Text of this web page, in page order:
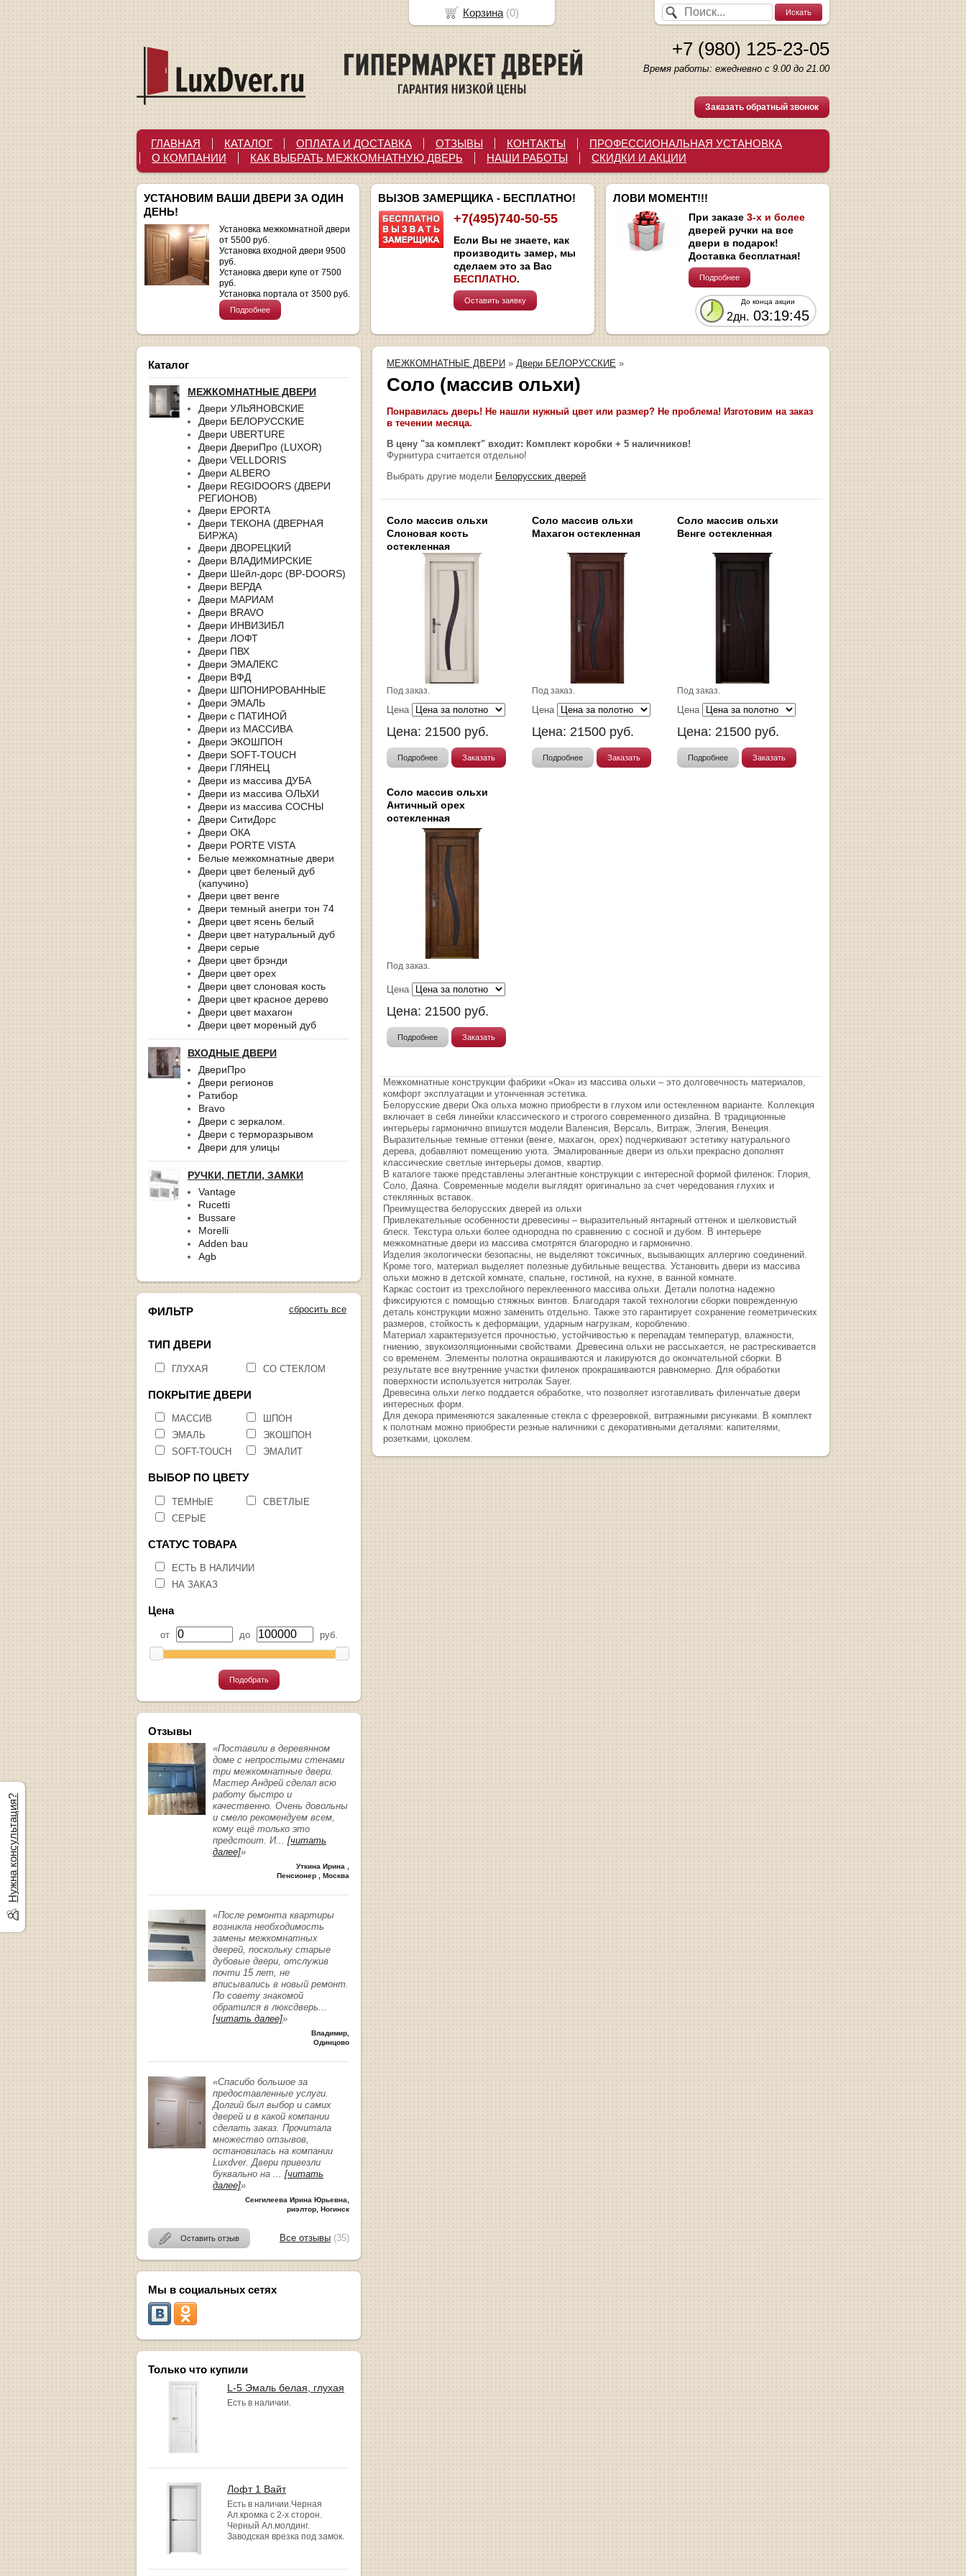
+7 (980) 125-23-05
Время работы: ежедневно с 9.00 до 21.00
Заказать обратный звонок
ГЛАВНАЯ КАТАЛОГ ОПЛАТА И ДОСТАВКА ОТЗЫВЫ КОНТАКТЫ
ПРОФЕССИОНАЛЬНАЯ УСТАНОВКА
О КОМПАНИИ
КАК ВЫБРАТЬ МЕЖКОМНАТНУЮ ДВЕРЬ НАШИ РАБОТЫ СКИДКИ И АКЦИИ
УСТАНОВИМ ВАШИ ДВЕРИ ЗА ОДИН
ДЕНЬ!
Установка межкомнатной двери
от 5500 руб.
Установка входной двери 9500
руб.
Установка двери купе от 7500
руб.
Установка портала от 3500 руб.
Подробнее
ВЫЗОВ ЗАМЕРЩИКА - БЕСПЛАТНО!
+7(495)740-50-55
Если Вы не знаете, как
производить замер, мы
сделаем это за Вас
БЕСПЛАТНО.
Оставить заявку
ЛОВИ МОМЕНТ!!!
При заказе 3-х и более
дверей ручки на все
двери в подарок!
Доставка бесплатная!
Подробнее
До конца акции
2дн. 03:19:45
Каталог
МЕЖКОМНАТНЫЕ ДВЕРИ
Двери УЛЬЯНОВСКИЕ
Двери БЕЛОРУССКИЕ
Двери UBERTURE
Двери ДвериПро (LUXOR)
Двери VELLDORIS
Двери ALBERO
Двери REGIDOORS (ДВЕРИ
РЕГИОНОВ)
Двери EPORTA
Двери ТЕКОНА (ДВЕРНАЯ
БИРЖА)
Двери ДВОРЕЦКИЙ
Двери ВЛАДИМИРСКИЕ
Двери Шейл-дорс (BP-DOORS)
Двери ВЕРДА
Двери МАРИАМ
Двери BRAVO
Двери ИНВИЗИБЛ
Двери ЛОФТ
Двери ПВХ
Двери ЭМАЛЕКС
Двери ВФД
Двери ШПОНИРОВАННЫЕ
Двери ЭМАЛЬ
Двери с ПАТИНОЙ
Двери из МАССИВА
Двери ЭКОШПОН
Двери SOFT-TOUCH
Двери ГЛЯНЕЦ
Двери из массива ДУБА
Двери из массива ОЛЬХИ
Двери из массива СОСНЫ
Двери СитиДорс
Двери ОКА
Двери PORTE VISTA
Белые межкомнатные двери
Двери цвет беленый дуб
(капучино)
Двери цвет венге
Двери темный анегри тон 74
Двери цвет ясень белый
Двери цвет натуральный дуб
Двери серые
Двери цвет брэнди
Двери цвет орех
Двери цвет слоновая кость
Двери цвет красное дерево
Двери цвет махагон
Двери цвет мореный дуб
ВХОДНЫЕ ДВЕРИ
ДвериПро
Двери регионов
Ратибор
Bravo
Двери с зеркалом.
Двери с терморазрывом
Двери для улицы
РУЧКИ, ПЕТЛИ, ЗАМКИ
Vantage
Rucetti
Bussare
Morelli
Adden bau
Agb
сбросить все
ФИЛЬТР
ТИП ДВЕРИ
ГЛУХАЯ СО СТЕКЛОМ
ПОКРЫТИЕ ДВЕРИ
МАССИВ
ШПОН
ЭМАЛЬ
ЭКОШПОН
SOFT-TOUCH
ЭМАЛИТ
ВЫБОР ПО ЦВЕТУ
ТЕМНЫЕ
СВЕТЛЫЕ
СЕРЫЕ
СТАТУС ТОВАРА
ЕСТЬ В НАЛИЧИИ
НА ЗАКАЗ
Цена
от до руб.
Подобрать
Отзывы
«Поставили в деревянном
доме с непростыми стенами
три межкомнатные двери.
Мастер Андрей сделал всю
работу быстро и
качественно. Очень довольны
и смело рекомендуем всем,
кому ещё только это
предстоит. И... [читать
далее]»
Уткина Ирина ,
Пенсионер , Москва
«После ремонта квартиры
возникла необходимость
замены межкомнатных
дверей, поскольку старые
дубовые двери, отслужив
почти 15 лет, не
вписывались в новый ремонт.
По совету знакомой
обратился в люксдверь...
[читать далее]»
Владимир,
Одинцово
«Спасибо большое за
предоставленные услуги.
Долгий был выбор и самих
дверей и в какой компании
сделать заказ. Прочитала
множество отзывов,
остановилась на компании
Luxdver. Двери привезли
буквально на ... [читать
далее]»
Сенгилеева Ирина Юрьевна,
риэлтор, Ногинск
Оставить отзыв Все отзывы (35)
Мы в социальных сетях
Только что купили
L-5 Эмаль белая, глухая
Есть в наличии.
Лофт 1 Вайт
Есть в наличии.Черная
Ал.кромка с 2-х сторон.
Черный Ал.молдинг.
Заводская врезка под замок.
МЕЖКОМНАТНЫЕ ДВЕРИ » Двери БЕЛОРУССКИЕ »
Соло (массив ольхи)
Понравилась дверь! Не нашли нужный цвет или размер? Не проблема! Изготовим на заказ
в течении месяца.
В цену "за комплект" входит: Комплект коробки + 5 наличников!
Фурнитура считается отдельно!
Выбрать другие модели Белорусских дверей
Соло массив ольхи
Слоновая кость
остекленная
Под заказ.
Цена
Цена: 21500 руб.
Подробнее Заказать
Соло массив ольхи
Махагон остекленная
Под заказ.
Цена
Цена: 21500 руб.
Подробнее Заказать
Соло массив ольхи
Венге остекленная
Под заказ.
Цена
Цена: 21500 руб.
Подробнее Заказать
Соло массив ольхи
Античный орех
остекленная
Под заказ.
Цена
Цена: 21500 руб.
Подробнее Заказать
Межкомнатные конструкции фабрики «Ока» из массива ольхи – это долговечность материалов,
комфорт эксплуатации и утонченная эстетика.
Белорусские двери Ока ольха можно приобрести в глухом или остекленном варианте. Коллекция
включает в себя линейки классического и строгого современного дизайна. В традиционные
интерьеры гармонично впишутся модели Валенсия, Версаль, Витраж, Элегия, Венеция.
Выразительные темные оттенки (венге, махагон, орех) подчеркивают эстетику натурального
дерева, добавляют помещению уюта. Эмалированные двери из ольхи прекрасно дополнят
классические светлые интерьеры домов, квартир.
В каталоге также представлены элегантные конструкции с интересной формой филенок: Глория,
Соло, Даяна. Современные модели выглядят оригинально за счет чередования глухих и
стеклянных вставок.
Преимущества белорусских дверей из ольхи
Привлекательные особенности древесины – выразительный янтарный оттенок и шелковистый
блеск. Текстура ольхи более однородна по сравнению с сосной и дубом. В интерьере
межкомнатные двери из массива смотрятся благородно и гармонично.
Изделия экологически безопасны, не выделяют токсичных, вызывающих аллергию соединений.
Кроме того, материал выделяет полезные дубильные вещества. Установить двери из массива
ольхи можно в детской комнате, спальне, гостиной, на кухне, в ванной комнате.
Каркас состоит из трехслойного переклеенного массива ольхи. Детали полотна надежно
фиксируются с помощью стяжных винтов. Благодаря такой технологии сборки поврежденную
деталь конструкции можно заменить отдельно. Также это гарантирует сохранение геометрических
размеров, стойкость к деформации, ударным нагрузкам, короблению.
Материал характеризуется прочностью, устойчивостью к перепадам температур, влажности,
гниению, звукоизоляционными свойствами. Древесина ольхи не рассыхается, не растрескивается
со временем. Элементы полотна окрашиваются и лакируются до окончательной сборки. В
результате все внутренние участки филенок прокрашиваются равномерно. Для обработки
поверхности используется нитролак Sayer.
Древесина ольхи легко поддается обработке, что позволяет изготавливать филенчатые двери
интересных форм.
Для декора применяются закаленные стекла с фрезеровкой, витражными рисунками. В комплект
к полотнам можно приобрести резные наличники с декоративными деталями: капителями,
розетками, цоколем.
Нужна консультация?
Корзина (0)